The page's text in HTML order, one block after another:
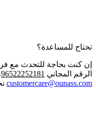
تحتاج للمساعدة؟
إن كنت بحاجة للتحدث مع
الرقم المجاني 96522252181
customercare@ounass.com